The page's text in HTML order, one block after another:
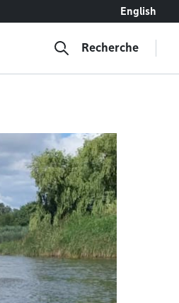
English
Recherche